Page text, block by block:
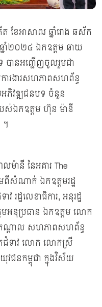
ត ខែអាសាឍ ឆ្នាំរោង ឆស័ក
នាំ២០២៤ ឯកឧត្តម ឆាយ
បានអញ្ជើញចូលរួមជា
រងារសហភាពសហព័ន្ធ
ភិវឌ្ឍជនបទ ចំនួន
ស់ឯកឧត្តម ហ៊ុន ម៉ានី
។
លម៉ានី នៃអគារ The
ពីសំណាក់ ឯកឧត្តមរដ្ឋ
រដ្ឋលេខាធិការ, អនុរដ្ឋ
មអនុប្រធាន ឯកឧត្តម លោក
កណ្ដាល សហភាពសហព័ន្ធ
ជំទាវ លោក លោកស្រី
ជនកម្ពុជា ក្នុងវិស័យ